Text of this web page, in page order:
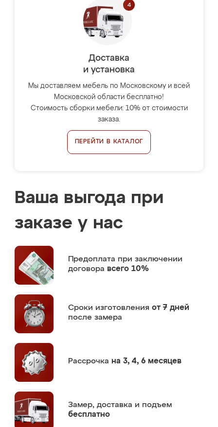
Доставка
и установка
Мы доставляем мебель по Московскому и всей
Московской области бесплатно!
Стоимость сборки мебели: 10% от стоимости
заказа.
ПЕРЕЙТИ В КАТАЛОГ
Ваша выгода при
заказе у нас
Предоплата при заключении
договора всего 10%
Сроки изготовления от 7 дней
после замера
Рассрочка на 3, 4, 6 месяцев
Замер, доставка и подъем
бесплатно